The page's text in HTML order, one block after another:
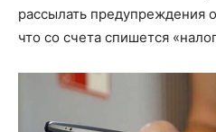
рассылать предупреждения
что со счета спишется